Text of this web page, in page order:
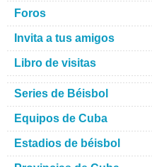
Foros
Invita a tus amigos
Libro de visitas
Series de Béisbol
Equipos de Cuba
Estadios de béisbol